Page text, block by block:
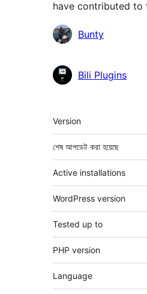
have contributed to
কন্ট্রিবিউটরBunty
Bili Plugins
মেটা
Version
শেষ আপডেট করা হয়েছে
Active installations
WordPress version
Tested up to
PHP version
Language